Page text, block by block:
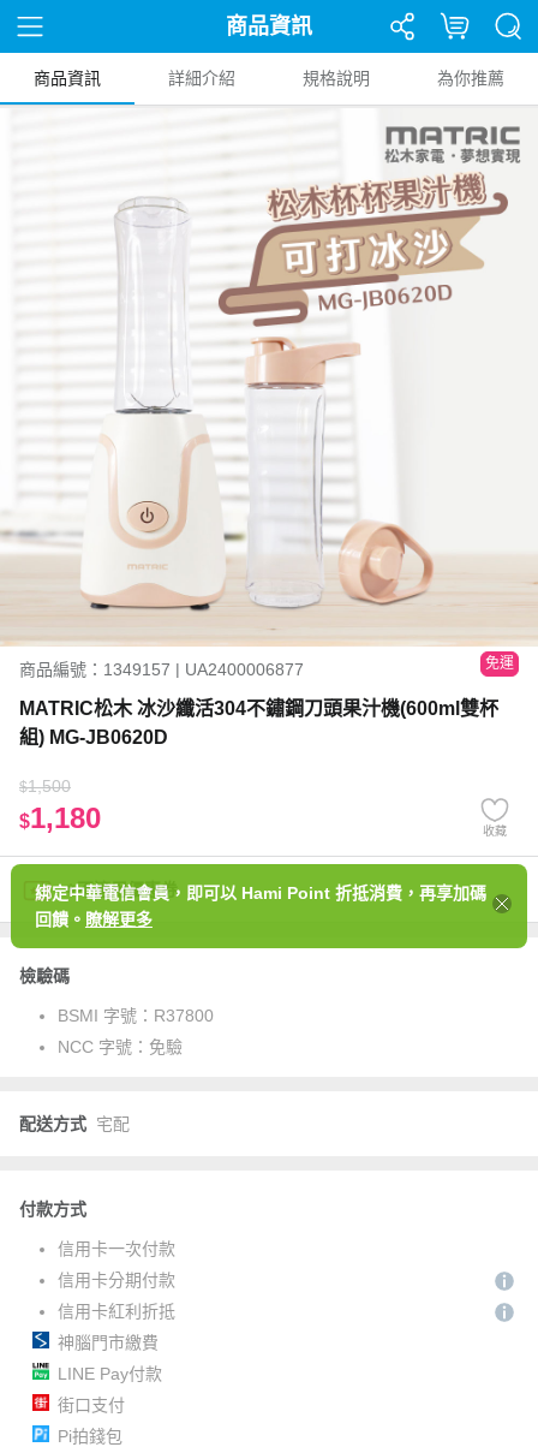
商品資訊
商品資訊 詳細介紹 規格說明 為你推薦
商品編號：1349157 | UA2400006877 免運
MATRIC松木 冰沙纖活304不鏽鋼刀頭果汁機(600ml雙杯
組) MG-JB0620D
$1,500
$1,180 收藏
※不適用優惠券
檢驗碼
BSMI 字號： R37800
NCC 字號： 免驗
配送方式 宅配
付款方式
信用卡一次付款
信用卡分期付款
信用卡紅利折抵
神腦門市繳費
LINE Pay付款
街口支付
Pi拍錢包
綁定中華電信會員，即可以 Hami Point 折抵消費，再享加碼
回饋。 瞭解更多